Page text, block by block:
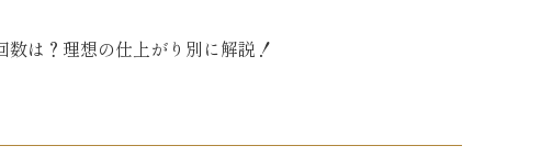
は？理想の仕上がり別に解説！